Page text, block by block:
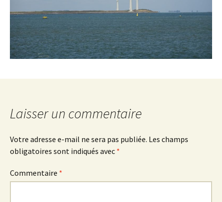
Laisser un commentaire
Votre adresse e-mail ne sera pas publiée. Les champs
obligatoires sont indiqués avec *
Commentaire *